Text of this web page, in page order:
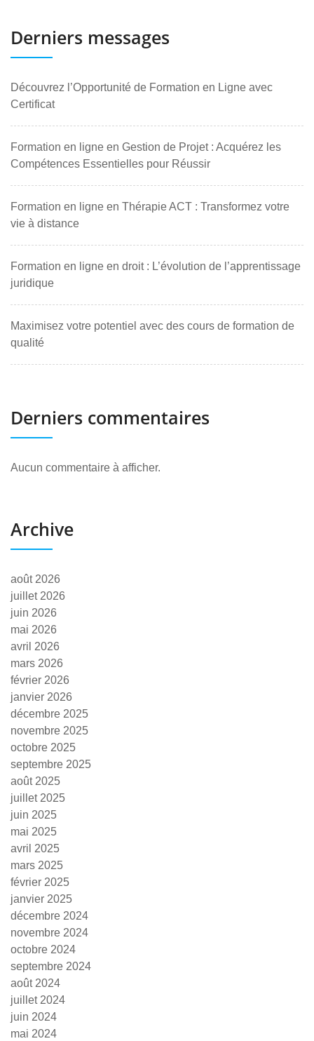
Derniers messages
Découvrez l’Opportunité de Formation en Ligne avec
Certificat
Formation en ligne en Gestion de Projet : Acquérez les
Compétences Essentielles pour Réussir
Formation en ligne en Thérapie ACT : Transformez votre
vie à distance
Formation en ligne en droit : L’évolution de l’apprentissage
juridique
Maximisez votre potentiel avec des cours de formation de
qualité
Derniers commentaires
Aucun commentaire à afficher.
Archive
août 2026
juillet 2026
juin 2026
mai 2026
avril 2026
mars 2026
février 2026
janvier 2026
décembre 2025
novembre 2025
octobre 2025
septembre 2025
août 2025
juillet 2025
juin 2025
mai 2025
avril 2025
mars 2025
février 2025
janvier 2025
décembre 2024
novembre 2024
octobre 2024
septembre 2024
août 2024
juillet 2024
juin 2024
mai 2024